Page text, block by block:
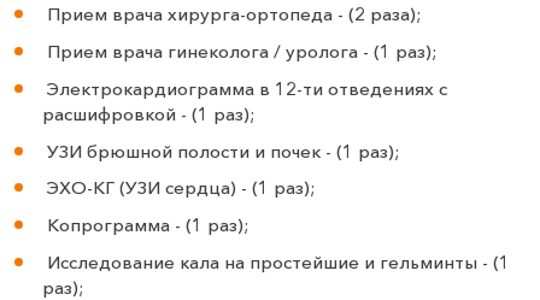
Прием врача хирурга-ортопеда - (2 раза);
Прием врача гинеколога / уролога - (1 раз);
Электрокардиограмма в 12-ти отведениях с
расшифровкой - (1 раз);
УЗИ брюшной полости и почек - (1 раз);
ЭХО-КГ (УЗИ сердца) - (1 раз);
Копрограмма - (1 раз);
Исследование кала на простейшие и гельминты - (1
раз);